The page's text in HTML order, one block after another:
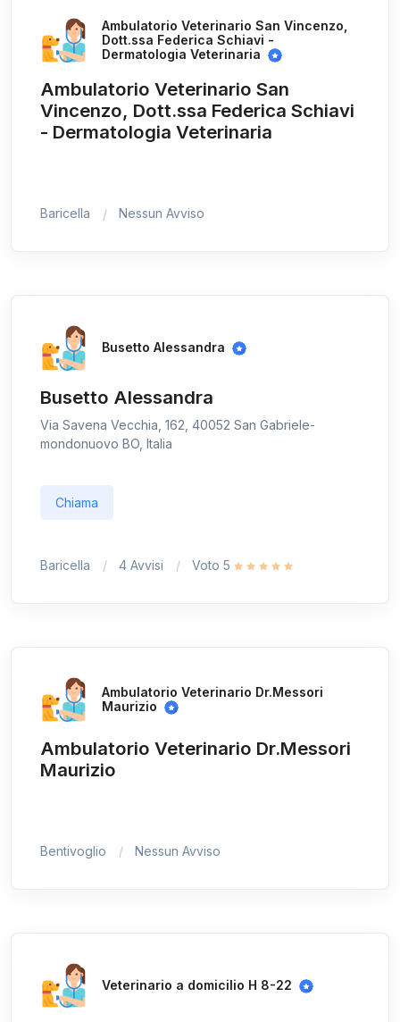
Ambulatorio Veterinario San Vincenzo,
Dott.ssa Federica Schiavi -
Dermatologia Veterinaria
Ambulatorio Veterinario San
Vincenzo, Dott.ssa Federica Schiavi
- Dermatologia Veterinaria
Baricella Nessun Avviso
Busetto Alessandra
Busetto Alessandra
Via Savena Vecchia, 162, 40052 San Gabriele-
mondonuovo BO, Italia
Chiama
Baricella 4 Avvisi Voto 5
Ambulatorio Veterinario Dr.Messori
Maurizio
Ambulatorio Veterinario Dr.Messori
Maurizio
Bentivoglio Nessun Avviso
Veterinario a domicilio H 8-22